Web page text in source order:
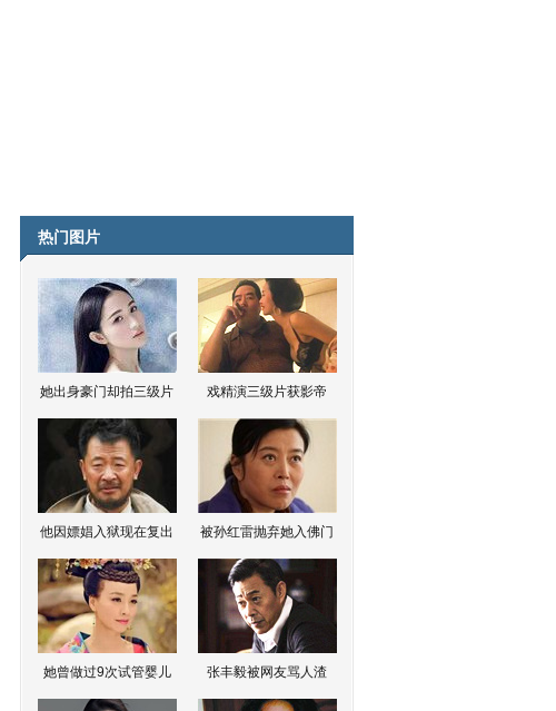
热门图片
她出身豪门却拍三级片 戏精演三级片获影帝
他因嫖娼入狱现在复出 被孙红雷抛弃她入佛门
她曾做过9次试管婴儿 张丰毅被网友骂人渣